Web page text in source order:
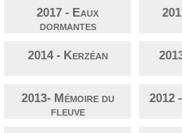
2017 - Eaux
dormantes
2014 - Kerzéan
2013- Mémoire du
fleuve
2012